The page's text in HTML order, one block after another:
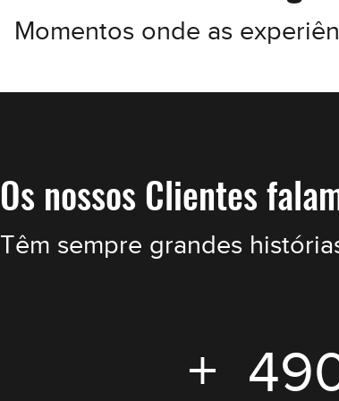
Momentos onde as
Os nossos Clientes
Têm sempre grandes
+